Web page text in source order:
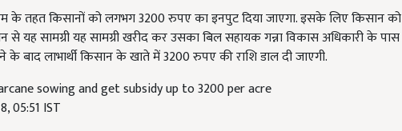
के तहत किसानों को लगभग 3200 रुपए का इनपुट दिया जाएगा. इसके लिए किसान को
से यह सामग्री यह सामग्री खरीद कर उसका बिल सहायक गन्ना विकास अधिकारी के पास
के बाद लाभार्थी किसान के खाते में 3200 रुपए की राशि डाल दी जाएगी.
sowing and get subsidy up to 3200 per acre
05:51 IST